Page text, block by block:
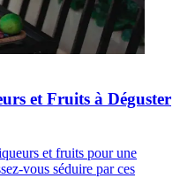
et Fruits à Déguster
et fruits pour une
vous séduire par ces